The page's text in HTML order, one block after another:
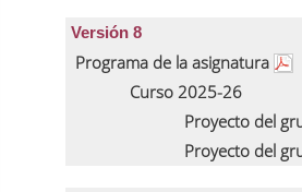
Versión 8
Programa de la asignatura
Curso 2025-26
Proyecto del
Proyecto del